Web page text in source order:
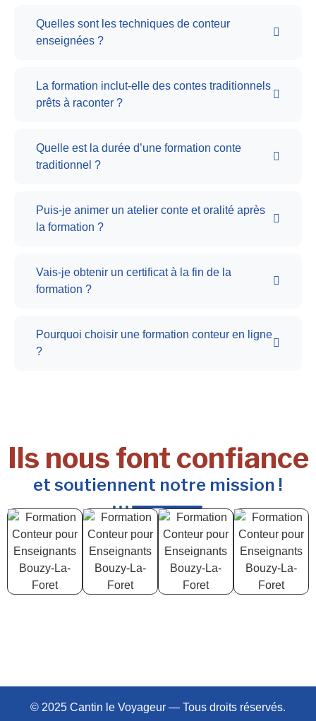
Quelles sont les techniques de conteur
enseignées ?
La formation inclut-elle des contes traditionnels
prêts à raconter ?
Quelle est la durée d’une formation conte
traditionnel ?
Puis-je animer un atelier conte et oralité après
la formation ?
Vais-je obtenir un certificat à la fin de la
formation ?
Pourquoi choisir une formation conteur en ligne
?
Ils nous font confiance
et soutiennent notre mission !
© 2025 Cantin le Voyageur — Tous droits réservés.